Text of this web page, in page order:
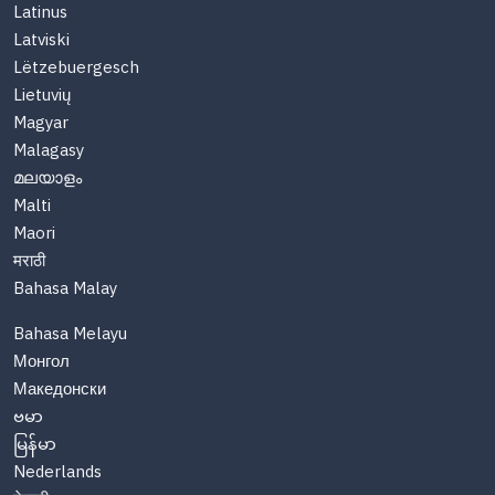
Latinus
Latviski
Lëtzebuergesch
Lietuvių
Magyar
Malagasy
മലയാളം
Malti
Maori
मराठी
Bahasa Malay
Bahasa Melayu
Монгол
Македонски
ဗမာ
မြန်မာ
Nederlands